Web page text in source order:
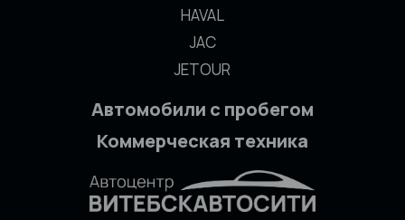
HAVAL
JAC
JETOUR
Автомобили с пробегом
Коммерческая техника